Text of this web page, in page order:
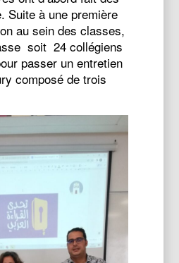
Suite à une première
au sein des classes,
soit 24 collégiens
passer un entretien
composé de trois